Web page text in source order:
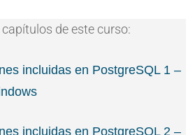
de este curso:
incluidas en PostgreSQL 1 –
incluidas en PostgreSQL 2 –